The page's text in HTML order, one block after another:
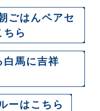
ごはんペアセ
ちら
白馬に吉祥
ーはこちら